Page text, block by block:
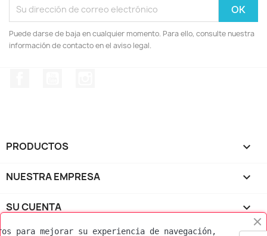
Puede darse de baja en cualquier momento. Para ello, consulte nuestra
información de contacto en el aviso legal.
PRODUCTOS 
NUESTRA EMPRESA 
SU CUENTA 
para mejorar su experiencia de navegación,